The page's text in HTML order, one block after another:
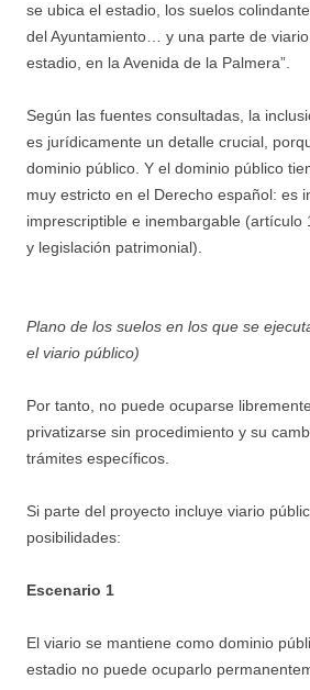
se ubica el estadio, los suelos
del Ayuntamiento… y una parte de
estadio, en la Avenida de la Palmera”.
Según las fuentes consultadas, la
es jurídicamente un detalle crucial,
dominio público. Y el dominio público
muy estricto en el Derecho español: es
imprescriptible e inembargable (artículo
y legislación patrimonial).
Plano de los suelos en los que se
el viario público)
Por tanto, no puede ocuparse
privatizarse sin procedimiento y su
trámites específicos.
Si parte del proyecto incluye viario
posibilidades:
Escenario 1
El viario se mantiene como dominio
estadio no puede ocuparlo